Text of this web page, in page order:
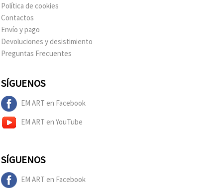
Política de cookies
Contactos
Envío y pago
Devoluciones y desistimiento
Preguntas Frecuentes
SÍGUENOS
EM ART en Facebook
EM ART en YouTube
SÍGUENOS
EM ART en Facebook